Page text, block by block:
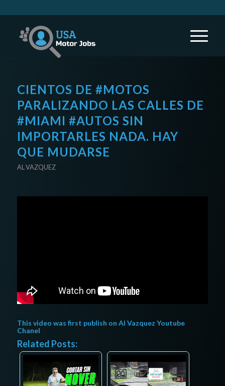
CIENTOS DE #MOTOS
PARALIZANDO LAS CALLES DE
#MIAMI #AUTOS SIN
IMPORTARLES NADA. HAY
QUE MUDARSE
AL VAZQUEZ
This video was first publish on Al Vazquez Youtube
Chanel
Related Posts: